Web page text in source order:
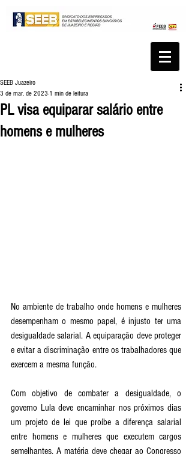
PL visa equiparar salário entre
homens e mulheres
SEEB Juazeiro
3 de mar. de 2023 1 min de leitura
No ambiente de trabalho onde homens e mulheres
desempenham o mesmo papel, é injusto ter uma
desigualdade salarial. A equiparação deve proteger
e evitar a discriminação entre os trabalhadores que
exercem a mesma função.
Com objetivo de combater a desigualdade, o
governo Lula deve encaminhar nos próximos dias
um projeto de lei que proíbe a diferença salarial
entre homens e mulheres que executem cargos
semelhantes. A matéria deve chegar ao Congresso